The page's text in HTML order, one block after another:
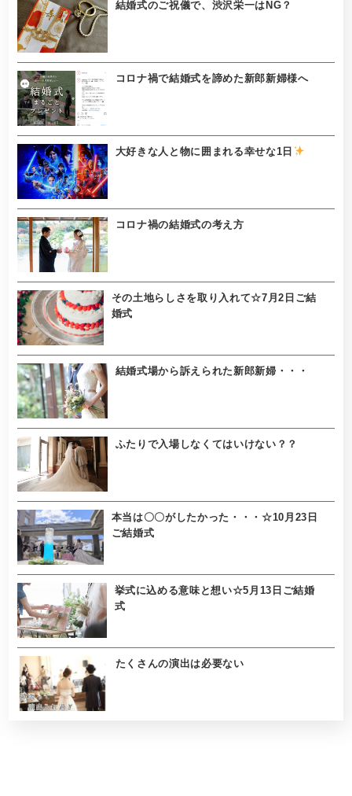
結婚式のご祝儀で、渋沢栄一はNG？
コロナ禍で結婚式を諦めた新郎新婦様へ
大好きな人と物に囲まれる幸せな1日
コロナ禍の結婚式の考え方
その土地らしさを取り入れて☆7月2日ご結
婚式
結婚式場から訴えられた新郎新婦・・・
ふたりで入場しなくてはいけない？？
本当は〇〇がしたかった・・・☆10月23日
ご結婚式
挙式に込める意味と想い☆5月13日ご結婚
式
たくさんの演出は必要ない